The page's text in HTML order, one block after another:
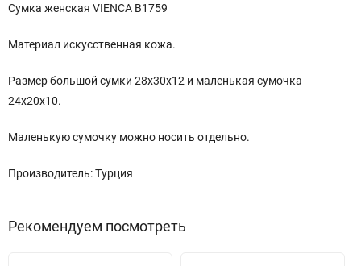
Сумка женская VIENCA B1759
Материал искусственная кожа.
Размер большой сумки 28х30х12 и маленькая сумочка
24х20х10.
Маленькую сумочку можно носить отдельно.
Производитель: Турция
Рекомендуем посмотреть